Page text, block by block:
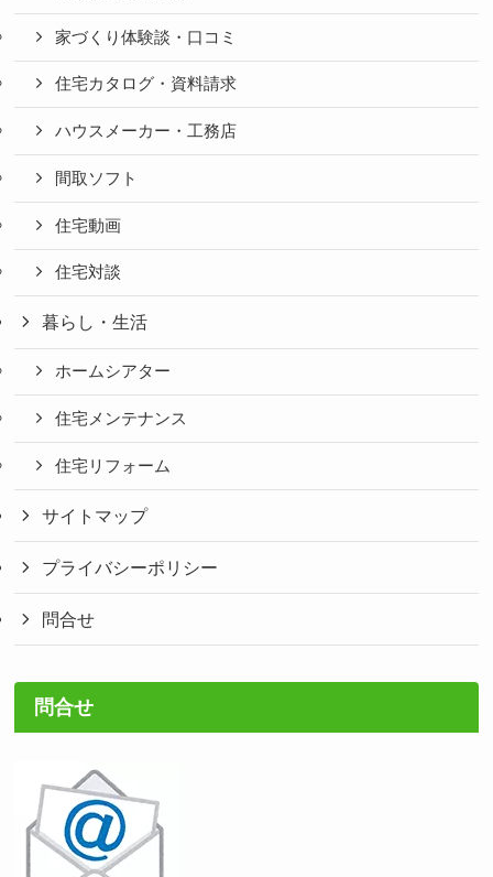
家づくり体験談・口コミ
住宅カタログ・資料請求
ハウスメーカー・工務店
間取ソフト
住宅動画
住宅対談
暮らし・生活
ホームシアター
住宅メンテナンス
住宅リフォーム
サイトマップ
プライバシーポリシー
問合せ
問合せ